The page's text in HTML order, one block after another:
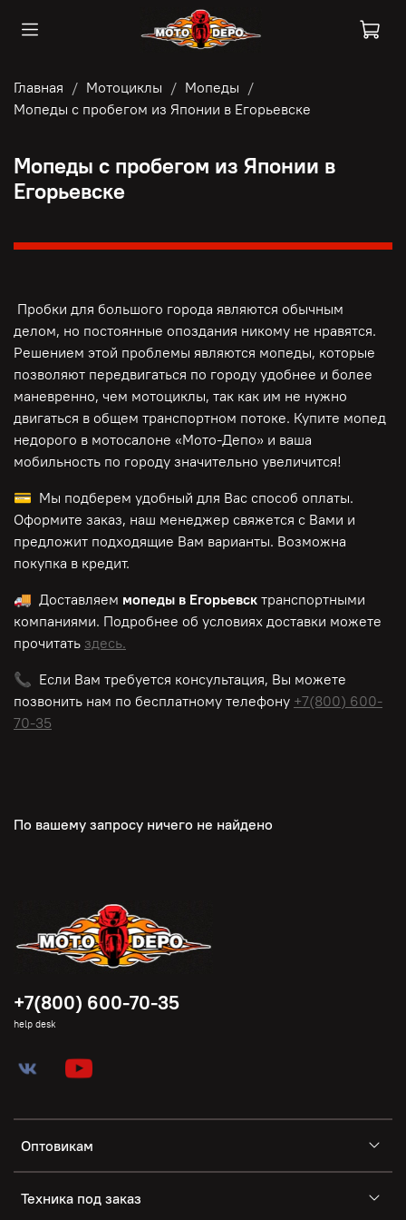
Главная Мотоциклы
Мопеды
Мопеды с пробегом из Японии в Егорьевске
Мопеды с пробегом из Японии в
Егорьевске
Пробки для большого города являются обычным
делом, но постоянные опоздания никому не нравятся.
Решением этой проблемы являются мопеды, которые
позволяют передвигаться по городу удобнее и более
маневренно, чем мотоциклы, так как им не нужно
двигаться в общем транспортном потоке. Купите мопед
недорого в мотосалоне «Мото-Депо» и ваша
мобильность по городу значительно увеличится!
💳 Мы подберем удобный для Вас способ оплаты.
Оформите заказ, наш менеджер свяжется с Вами и
предложит подходящие Вам варианты. Возможна
покупка в кредит.
🚚 Доставляем мопеды в Егорьевск транспортными
компаниями. Подробнее об условиях доставки можете
прочитать здесь.
📞 Если Вам требуется консультация, Вы можете
позвонить нам по бесплатному телефону +7(800) 600-
70-35
По вашему запросу ничего не найдено
Оптовикам
Техника под заказ
+7(800) 600-70-35
help desk